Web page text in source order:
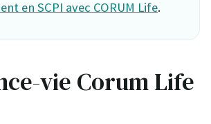
en SCPI avec CORUM Life.
vie Corum Life